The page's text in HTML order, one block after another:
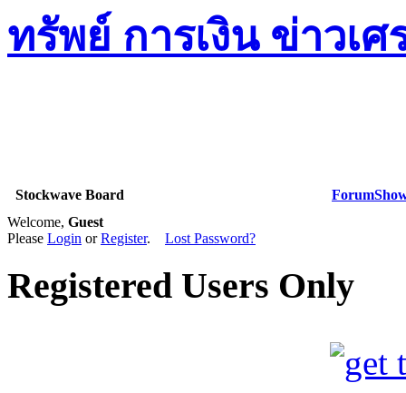
Stockwave Board Forum
Welcome, Guest
Please Login orRegister. Lost Password?
Registered Users Only